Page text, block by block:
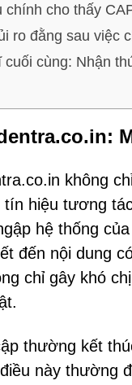
chính cho thấy
ro đằng sau việc
cuối cùng: Nhận
không
hiệu tương
hệ thống
đến nội dung
chỉ gây khó
thường kết
này thường